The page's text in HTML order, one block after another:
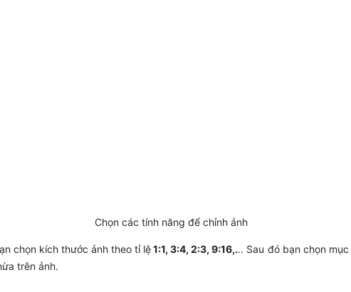
Chọn các tính năng để chỉnh ảnh
chọn kích thước ảnh theo tỉ lệ1:1, 3:4, 2:3, 9:16,... Sau đó bạn chọn mục
trên ảnh.